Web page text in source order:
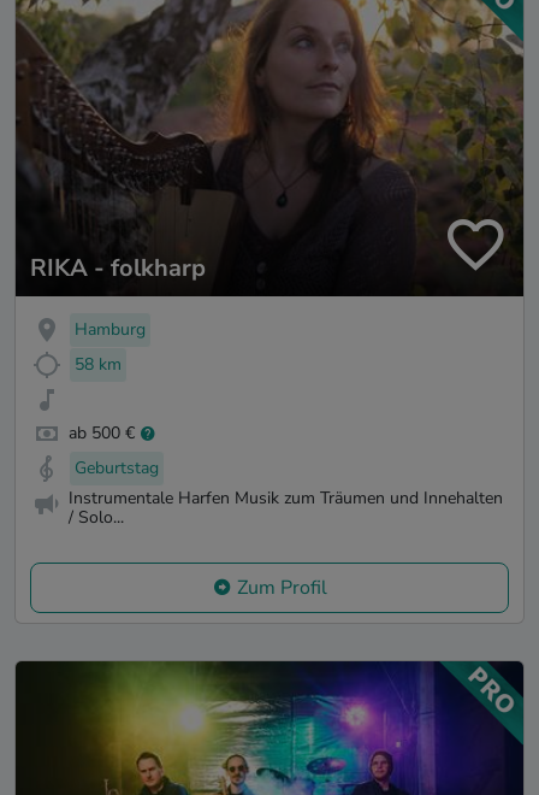
RIKA - folkharp
Hamburg
58 km
ab 500 €
Geburtstag
Instrumentale Harfen Musik zum Träumen und Innehalten
/ Solo...
Zum Profil